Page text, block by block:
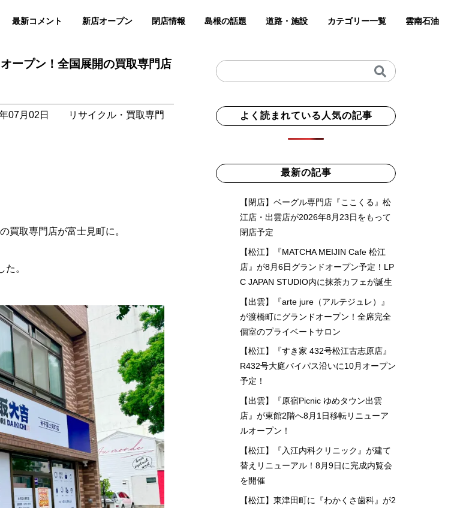
最新コメント 新店オープン 閉店情報 島根の話題 道路・施設 カテゴリー一覧 雲南石油
ープン！全国展開の買取専門店
07月02日 リサイクル・買取専門
買取専門店が富士見町に。
。
よく読まれている人気の記事
最新の記事
【閉店】ベーグル専門店『ここくる』松
江店・出雲店が2026年8月23日をもって
閉店予定
【松江】『MATCHA MEIJIN Cafe 松江
店』が8月6日グランドオープン予定！LP
C JAPAN STUDIO内に抹茶カフェが誕生
【出雲】『arte jure（アルテジュレ）』
が渡橋町にグランドオープン！全席完全
個室のプライベートサロン
【松江】『すき家 432号松江古志原店』
R432号大庭バイパス沿いに10月オープン
予定！
【出雲】『原宿Picnic ゆめタウン出雲
店』が東館2階へ8月1日移転リニューア
ルオープン！
【松江】『入江内科クリニック』が建て
替えリニューアル！8月9日に完成内覧会
を開催
【松江】東津田町に『わかくさ歯科』が2